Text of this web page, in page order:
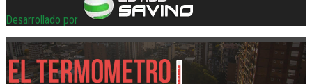
Desarrollado por